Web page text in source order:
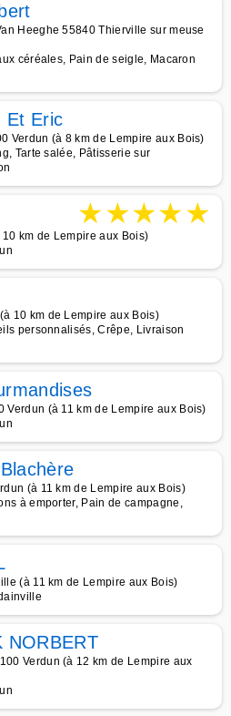
Heeghe 55840 Thierville sur meuse
céréales, Pain de seigle, Macaron
Et Eric
Verdun (à 8 km de Lempire aux Bois)
Tarte salée, Pâtisserie sur
★★★★★
km de Lempire aux Bois)
10 km de Lempire aux Bois)
personnalisés, Crêpe, Livraison
Verdun (à 11 km de Lempire aux Bois)
(à 11 km de Lempire aux Bois)
à emporter, Pain de campagne,
(à 11 km de Lempire aux Bois)
NORBERT
Verdun (à 12 km de Lempire aux